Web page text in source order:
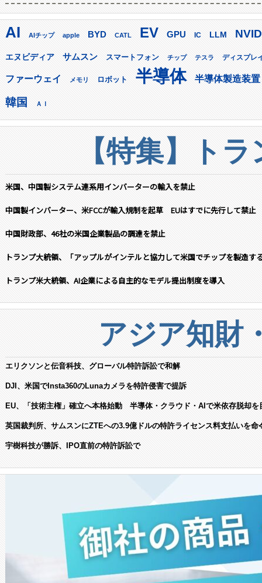
AI AIチップ apple BYD CATL EV GPU IC LLM
エヌビディア サムスン スマートフォン チップ テスラ ディスプレ
ファーウェイ メモリ ロボット 半導体 半導体製造装置
韓国 ＡＩ
【特集】ト
米国、中国製システム連系用インバーターの輸入を禁止
中国製インバーター、米FCCが輸入規制を起草 EUはすでに先行して禁止
中国財政部、46社の米国企業製品の調達を禁止
トランプ大統領、「アップルがインテルと協力して米国でチップを製造す
トランプ米大統領、AI企業による自主的なモデル提出制度を導入
アジア知財
エリクソンと伝音科技、グローバル特許訴訟で和解
DJI、米国でInsta360のLunaカメラを特許侵害で提訴
EU、「技術主権」確立へ本格始動 半導体・クラウド・AIで米依存脱却を
英国裁判所、サムスンにZTEへの3.9億ドルの特許ライセンス料支払いを命
宇樹科技が勝訴、IPO直前の特許訴訟で